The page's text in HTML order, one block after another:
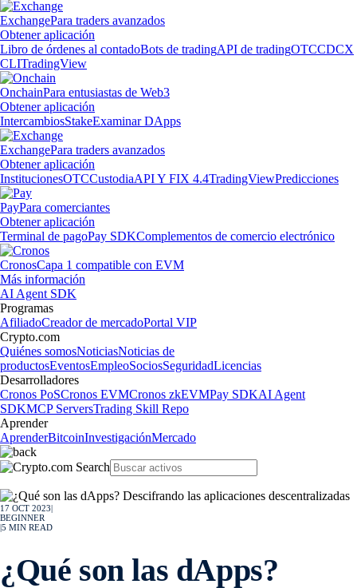
ExchangePara traders avanzados
Obtener aplicación
Libro de órdenes al contadoBots de tradingAPI de tradingOTCCDCX
CLITradingView
OnchainPara entusiastas de Web3
Obtener aplicación
IntercambiosStakeExaminar DApps
ExchangePara traders avanzados
Obtener aplicación
InstitucionesOTCCustodiaAPI Y FIX 4.4TradingViewPredicciones
PayPara comerciantes
Obtener aplicación
Terminal de pagoPay SDKComplementos de comercio electrónico
CronosCapa 1 compatible con EVM
Más información
AI Agent SDK
Programas
AfiliadoCreador de mercadoPortal VIP
Crypto.com
Quiénes somosNoticiasNoticias de
productosEventosEmpleoSociosSeguridadLicencias
Desarrolladores
Cronos PoSCronos EVMCronos zkEVMPay SDKAI Agent
SDKMCP ServersTrading Skill Repo
Aprender
AprenderBitcoinInvestigaciónMercado
17 OCT 2023
BEGINNER
5 MIN READ
¿Qué son las dApps?